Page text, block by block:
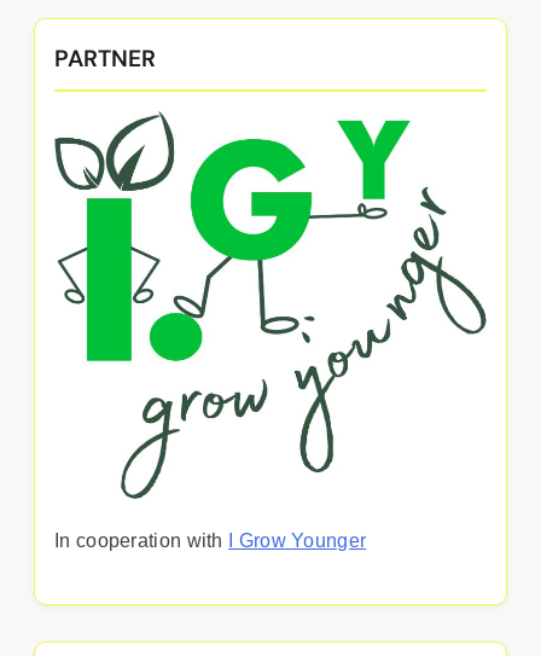
PARTNER
In cooperation with I Grow Younger